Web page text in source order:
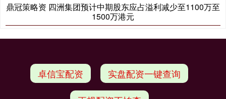
鼎冠策略资 四洲集团预计中期股东应占溢利减少至1100万至
1500万港元
卓信宝配资 实盘配资一键查询